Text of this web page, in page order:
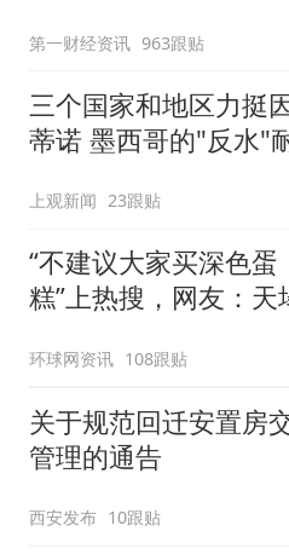
第一财经资讯 963跟贴
三个国家和地区力挺
蒂诺 墨西哥的"反水"
上观新闻 23跟贴
“不建议大家买深色蛋
糕”上热搜，网友：天
环球网资讯 108跟贴
关于规范回迁安置房
管理的通告
西安发布 10跟贴